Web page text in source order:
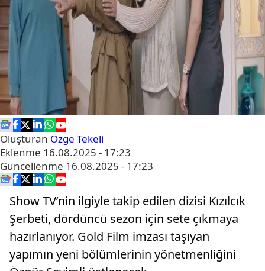
Oluşturan Özge Tekeli
Eklenme 16.08.2025 - 17:23
Güncellenme 16.08.2025 - 17:23
Show TV’nin ilgiyle takip edilen dizisi Kızılcık
Şerbeti, dördüncü sezon için sete çıkmaya
hazırlanıyor. Gold Film imzası taşıyan
yapımın yeni bölümlerinin yönetmenliğini